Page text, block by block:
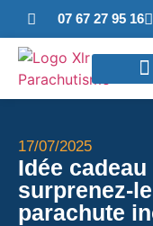
07 67 27 95 16
17/07/2025
Idée
surprenez-
parachute